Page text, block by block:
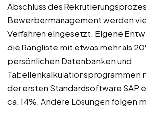
Abschluss des
Bewerbermanagement werden
Verfahren eingesetzt. Eigene
die Rangliste mit etwas mehr als
persönlichen Datenbanken und
Tabellenkalkulationsprogrammen
der ersten Standardsoftware SAP
ca. 14%. Andere Lösungen folgen